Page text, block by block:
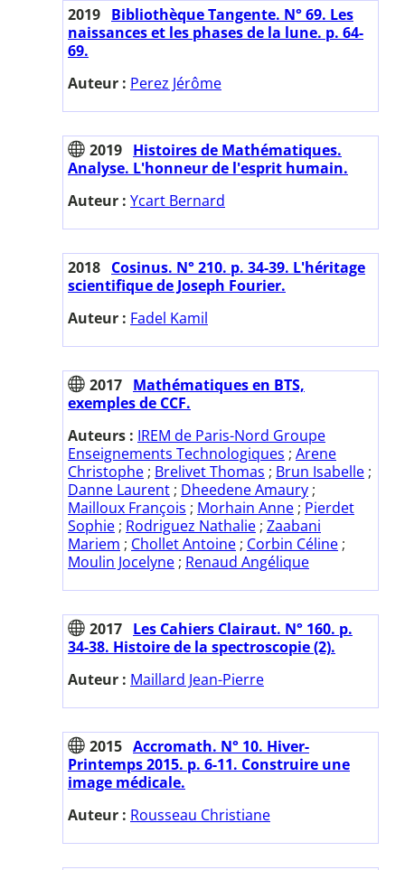
2019 Bibliothèque Tangente. N° 69. Les
naissances et les phases de la lune. p. 64-
69.
Auteur : Perez Jérôme
2019 Histoires de Mathématiques.
Analyse. L'honneur de l'esprit humain.
Auteur : Ycart Bernard
2018 Cosinus. N° 210. p. 34-39. L'héritage
scientifique de Joseph Fourier.
Auteur : Fadel Kamil
2017 Mathématiques en BTS,
exemples de CCF.
Auteurs : IREM de Paris-Nord Groupe
Enseignements Technologiques ; Arene
Christophe ; Brelivet Thomas ; Brun Isabelle ;
Danne Laurent ; Dheedene Amaury ;
Mailloux François ; Morhain Anne ; Pierdet
Sophie ; Rodriguez Nathalie ; Zaabani
Mariem ; Chollet Antoine ; Corbin Céline ;
Moulin Jocelyne ; Renaud Angélique
2017 Les Cahiers Clairaut. N° 160. p.
34-38. Histoire de la spectroscopie (2).
Auteur : Maillard Jean-Pierre
2015 Accromath. N° 10. Hiver-
Printemps 2015. p. 6-11. Construire une
image médicale.
Auteur : Rousseau Christiane